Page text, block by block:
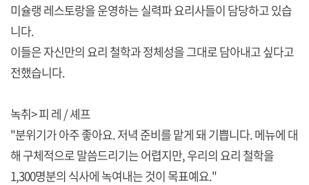
미슐랭 레스토랑을 운영하는 실력파 요리사들이 담당하고 있습
니다.
이들은 자신만의 요리 철학과 정체성을 그대로 담아내고 싶다고
전했습니다.
녹취> 피 레 / 셰프
"분위기가 아주 좋아요. 저녁 준비를 맡게 돼 기쁩니다. 메뉴에 대
해 구체적으로 말씀드리기는 어렵지만, 우리의 요리 철학을
1,300명분의 식사에 녹여내는 것이 목표예요."